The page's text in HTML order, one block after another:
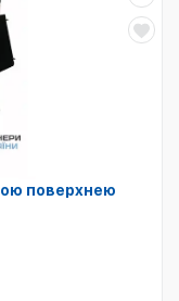
поверхнею